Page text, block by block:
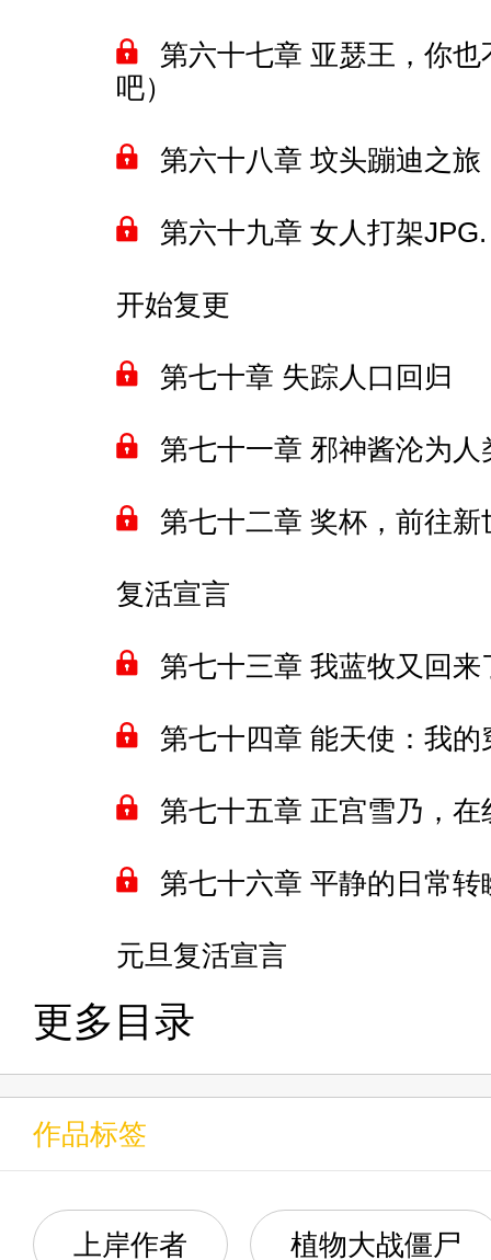
第六十七章 亚瑟王，你
吧）
第六十八章 坟头蹦迪之旅
第六十九章 女人打架JPG.
开始复更
第七十章 失踪人口回归
第七十一章 邪神酱沦为人
第七十二章 奖杯，前往
复活宣言
第七十三章 我蓝牧又回来
第七十四章 能天使：我
第七十五章 正宫雪乃，在
第七十六章 平静的日常转
元旦复活宣言
更多目录
作品标签
上岸作者 植物大战僵尸